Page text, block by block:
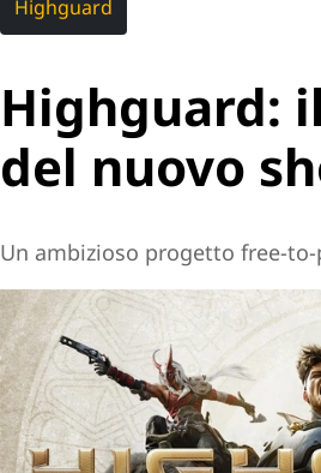
Highguard
Highguard:
del nuovo
Un ambizioso progetto free-